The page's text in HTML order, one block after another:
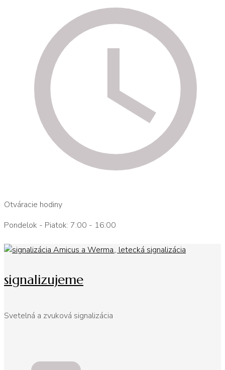
Otváracie hodiny
Pondelok - Piatok: 7:00 - 16:00
signalizujeme
Svetelná a zvuková signalizácia